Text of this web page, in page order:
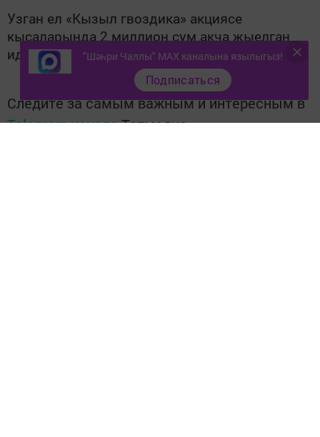
Узган ел «Кызыл гвоздика» акциясе
кысаларында 2 миллион сум акча җыелган
иде.
Следите за самым важным и интересным в
Telegram-каналеТатмедиа
"Шәһри Чаллы" MAX каналына язылыгыз!
Подписаться